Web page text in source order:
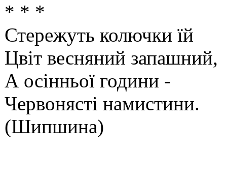
* * *
Стережуть колючки їй
Цвіт весняний запашний,
А осінньої години -
Червонясті намистини.
(Шипшина)